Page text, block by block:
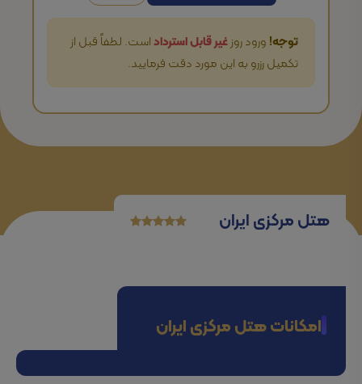
توجه!ورود روزغیر قابل استرداداست. لطفاً قبل از
تکمیل رزرو به این مورد دقت فرمایید.
هتل مرکزی ایران
امکانات هتل مرکزی ایران